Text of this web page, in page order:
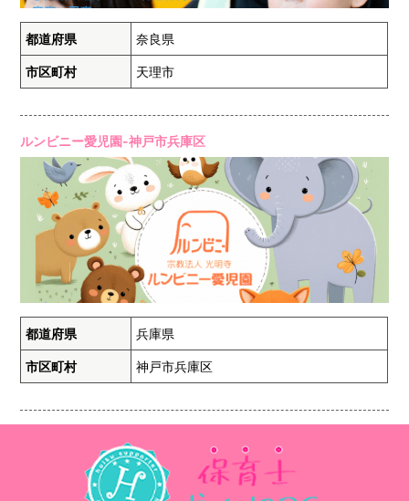
都道府県 奈良県
市区町村 天理市
ルンビニー愛児園-神戸市兵庫区
都道府県 兵庫県
市区町村 神戸市兵庫区